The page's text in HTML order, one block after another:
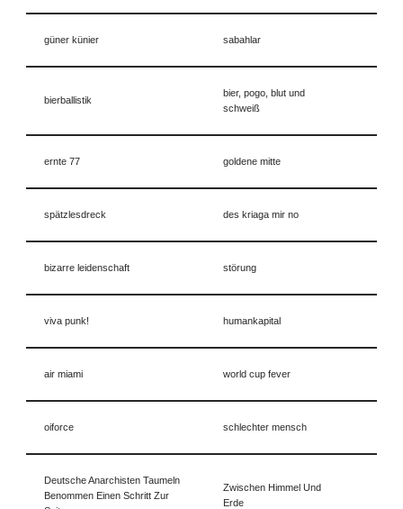
güner künier sabahlar
bierballistik
bier, pogo, blut und
schweiß
ernte 77 goldene mitte
spätzlesdreck des kriaga mir no
bizarre leidenschaft störung
viva punk! humankapital
air miami world cup fever
oiforce schlechter mensch
Deutsche Anarchisten Taumeln
Benommen Einen Schritt Zur
Zwischen Himmel Und
Erde